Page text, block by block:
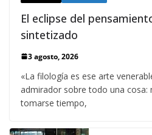
El eclipse del
sintetizado
3 agosto, 2026
«La filología es ese arte
admirador sobre todo una cosa:
tomarse tiempo,